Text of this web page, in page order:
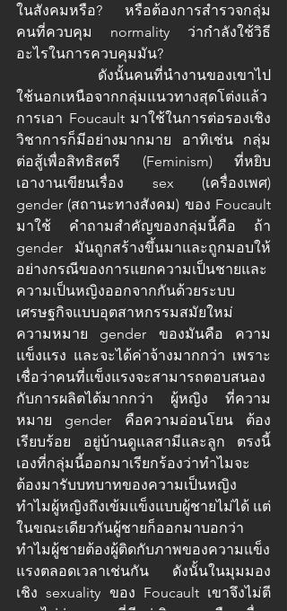
ในสังคมหรือ? หรือต้องการสำรวจกลุ่ม
คนที่ควบคุม normality ว่ากำลังใช้วิธี
อะไรในการควบคุมมัน?
ใช้นอกเหนือจากกลุ่มแนวทางสุดโต่งแล้ว
การเอา Foucault มาใช้ในการต่อรองเชิง
วิชาการก็มีอย่างมากมาย อาทิเช่น กลุ่ม
ต่อสู้เพื่อสิทธิสตรี (Feminism) ที่หยิบ
เอางานเขียนเรื่อง sex (เครื่องเพศ)
gender (สถานะทางสังคม) ของ Foucault
มาใช้ คำถามสำคัญของกลุ่มนี้คือ ถ้า
gender มันถูกสร้างขึ้นมาและถูกมอบให้
อย่างกรณีของการแยกความเป็นชายและ
ความเป็นหญิงออกจากกันด้วยระบบ
เศรษฐกิจแบบอุตสาหกรรมสมัยใหม่
ความหมาย gender ของมันคือ ความ
แข็งแรง และจะได้ค่าจ้างมากกว่า เพราะ
เชื่อว่าคนที่แข็งแรงจะสามารถตอบสนอง
กับการผลิตได้มากกว่า ผู้หญิง ที่ความ
หมาย gender คือความอ่อนโยน ต้อง
เรียบร้อย อยู่บ้านดูแลสามีและลูก ตรงนี้
เองที่กลุ่มนี้ออกมาเรียกร้องว่าทำไมจะ
ต้องมารับบทบาทของความเป็นหญิง
ทำไมผู้หญิงถึงเข้มแข็งแบบผู้ชายไม่ได้ แต่
ในขณะเดียวกันผู้ชายก็ออกมาบอกว่า
ทำไมผู้ชายต้องผู้ติดกับภาพของความแข็ง
แรงตลอดเวลาเช่นกัน ดังนั้นในมุมมอง
เชิง sexuality ของ Foucault เขาจึงไม่ตี